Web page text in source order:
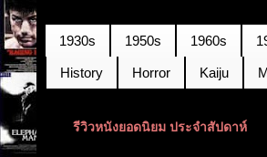
1930s 1950s 1960s
History Horror Kaiju
รีวิวหนังยอดนิยม ประจำสัปดาห์